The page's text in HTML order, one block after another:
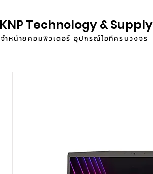
KNP Technology & Supply
จำหน่ายคอมพิวเตอร์ อุปกรณ์ไอทีครบวงจร